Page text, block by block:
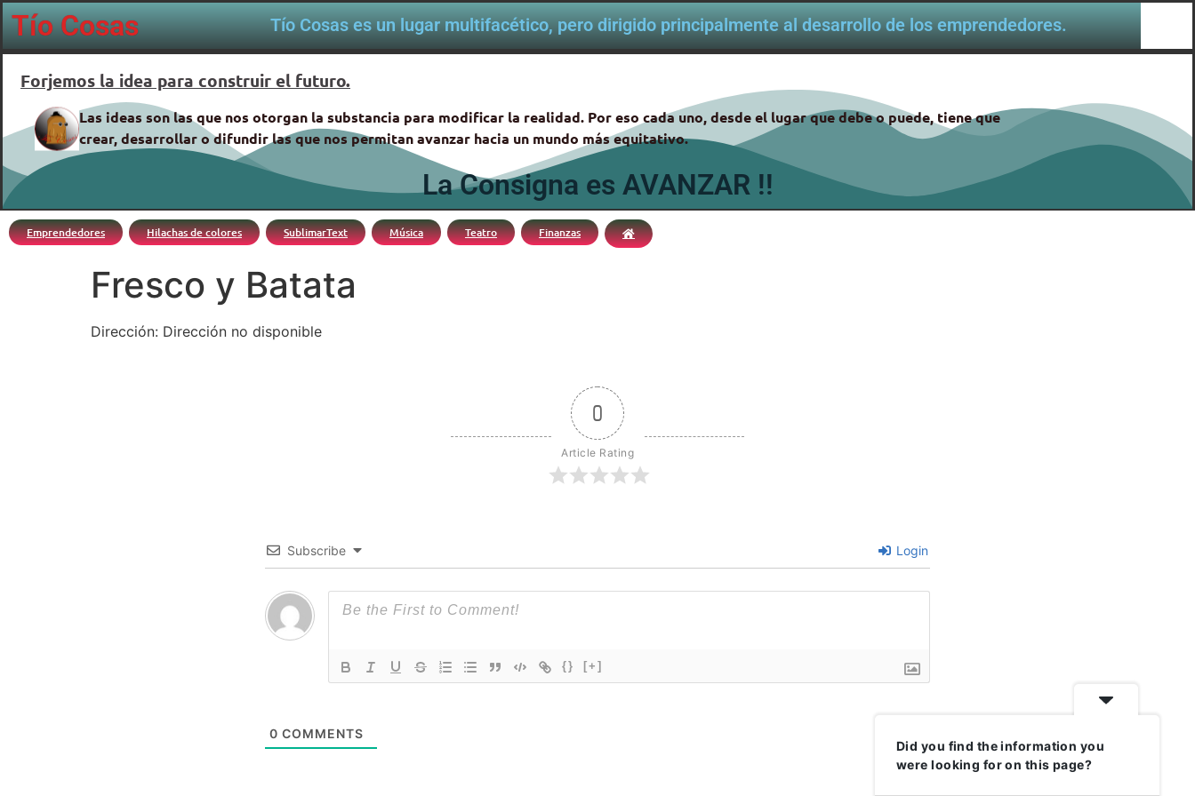
Tío Cosas Tío Cosas es un lugar multifacético, pero dirigido principalmente al desarrollo de los emprendedores.
Forjemos la idea para construir el futuro.
Las ideas son las que nos otorgan la substancia para modificar la realidad. Por eso cada uno, desde el lugar que debe o puede, tiene que
crear, desarrollar o difundir las que nos permitan avanzar hacia un mundo más equitativo.
La Consigna es AVANZAR !!
Emprendedores Hilachas de colores SublimarText Música Teatro Finanzas
Fresco y Batata
Dirección: Dirección no disponible
0
Article Rating
Subscribe Login
{} [+]
0 COMMENTS
Did you find the information you
were looking for on this page?